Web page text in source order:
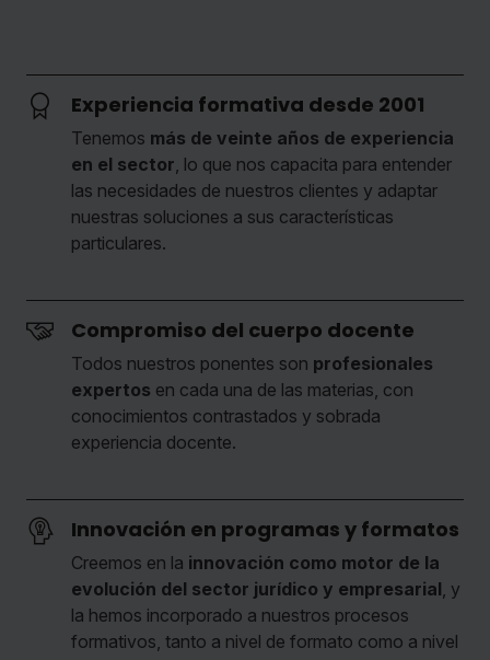
Experiencia formativa desde 2001
Tenemos más de veinte años de experiencia
en el sector, lo que nos capacita para entender
las necesidades de nuestros clientes y adaptar
nuestras soluciones a sus características
particulares.
Compromiso del cuerpo docente
Todos nuestros ponentes son profesionales
expertos en cada una de las materias, con
conocimientos contrastados y sobrada
experiencia docente.
Innovación en programas y formatos
Creemos en la innovación como motor de la
evolución del sector jurídico y empresarial, y
la hemos incorporado a nuestros procesos
formativos, tanto a nivel de formato como a nivel